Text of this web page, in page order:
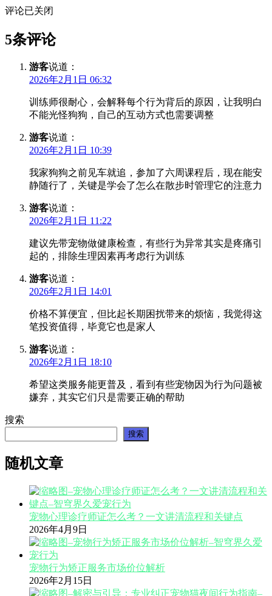
评论已关闭
5条评论
游客说道：
2026年2月1日 06:32
训练师很耐心，会解释每个行为背后的原因，让我明白
不能光怪狗狗，自己的互动方式也需要调整
游客说道：
2026年2月1日 10:39
我家狗狗之前见车就追，参加了六周课程后，现在能安
静随行了，关键是学会了怎么在散步时管理它的注意力
游客说道：
2026年2月1日 11:22
建议先带宠物做健康检查，有些行为异常其实是疼痛引
起的，排除生理因素再考虑行为训练
游客说道：
2026年2月1日 14:01
价格不算便宜，但比起长期困扰带来的烦恼，我觉得这
笔投资值得，毕竟它也是家人
游客说道：
2026年2月1日 18:10
希望这类服务能更普及，看到有些宠物因为行为问题被
嫌弃，其实它们只是需要正确的帮助
搜索
搜索
随机文章
宠物心理诊疗师证怎么考？一文讲清流程和关键点
2026年4月9日
宠物行为矫正服务市场价位解析
2026年2月15日